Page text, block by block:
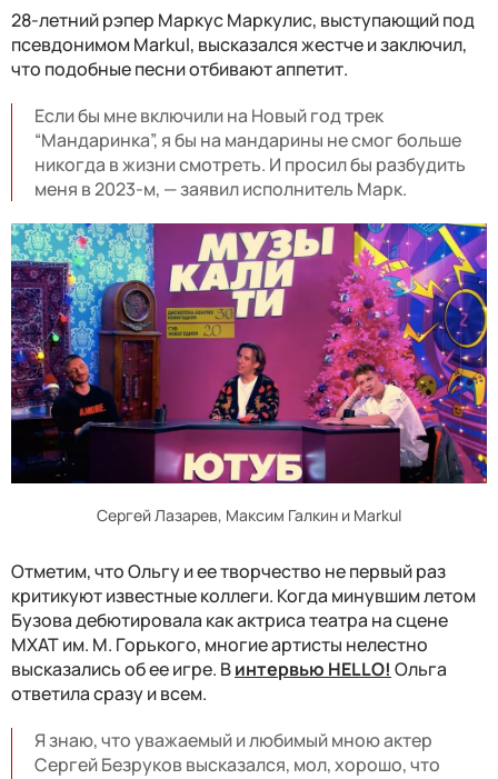
28-летний рэпер Маркус Маркулис, выступающий под
псевдонимом Markul, высказался жестче и заключил,
что подобные песни отбивают аппетит.
Если бы мне включили на Новый год трек
“Мандаринка”, я бы на мандарины не смог больше
никогда в жизни смотреть. И просил бы разбудить
меня в 2023-м, — заявил исполнитель Марк.
Сергей Лазарев, Максим Галкин и Markul
Отметим, что Ольгу и ее творчество не первый раз
критикуют известные коллеги. Когда минувшим летом
Бузова дебютировала как актриса театра на сцене
МХАТ им. М. Горького, многие артисты нелестно
высказались об ее игре. Винтервью HELLO! Ольга
ответила сразу и всем.
Я знаю, что уважаемый и любимый мною актер
Сергей Безруков высказался, мол, хорошо, что